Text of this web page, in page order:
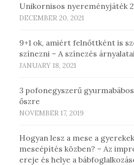
Unikornisos nyereményjáték
DECEMBER 20, 2021
9+1 ok, amiért felnőttként is
színezni – A színezés
JANUARY 18, 2021
3 pofonegyszerű
őszre
NOVEMBER 17, 2019
Hogyan lesz a mese a
meseépítés közben? – Az
ereje és helye a